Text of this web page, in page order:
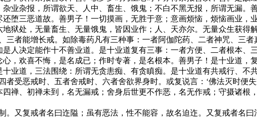
业杂报，所谓欲天、人中、畜生、饿鬼；不白不黑无报，所谓无漏。
堕三恶道故。善男子！一切摸画，无胜于意；意画烦恼，烦恼画业，
狱处，无量畜生、无量饿鬼，皆因业作；人、天亦尔。无量众生获得
三者能增长戒。如除毒药凡有三种事：一者阿伽陀药、二者神咒、三
人决定能作十不善业道。是十业道复有三事：一者方便、二者根本、
，欢喜不悔，是名成已；作时专著，是名根本。善男子！是十业道，
业道，三法围绕：所谓无贪恚痴、有贪瞋痴。是十业道有共戒行、不
受恶戒时、五者舍戒时、六者舍欲界身时。或复说言：‘佛法灭时便
禅、初禅未到，名无漏戒；舍身后世更不作恶，名无作戒；守摄诸根
。又复戒者名曰迮隘；虽有恶法，性不能容，故名迫迮。又复戒者名